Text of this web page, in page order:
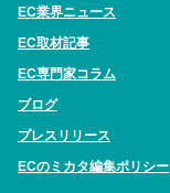
EC業界ニュース
EC取材記事
EC専門家コラム
ブログ
プレスリリース
ECのミカタ編集ポリシー